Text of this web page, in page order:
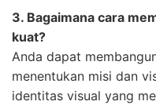
3. Bagaimana cara
kuat?
Anda dapat
menentukan misi dan
identitas visual yang